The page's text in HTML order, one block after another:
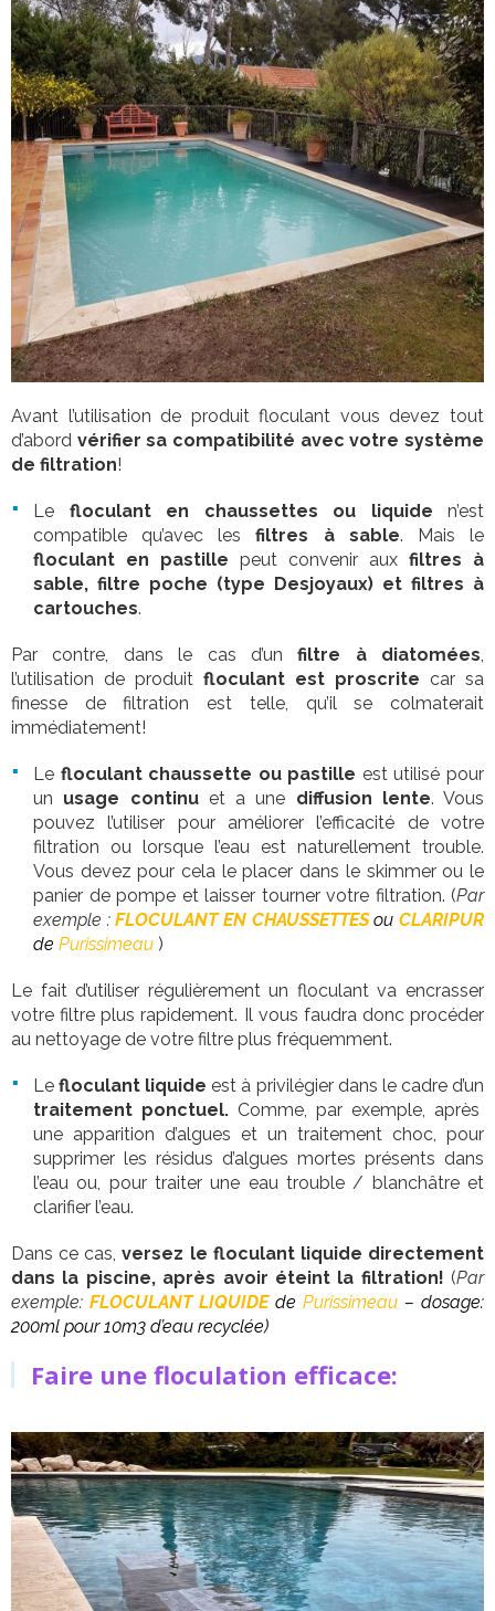
Avant l’utilisation de produit floculant vous devez tout
d’abord vérifier sa compatibilité avec votre système
de filtration!
Le floculant en chaussettes ou liquide n’est
compatible qu’avec lesfiltres à sable. Mais le
floculant en pastille peut convenir aux filtres à
sable, filtre poche (type Desjoyaux) et filtres à
cartouches.
Par contre, dans le cas d’unfiltre à diatomées,
l’utilisation de produit floculant est proscrite car sa
finesse de filtration est telle, qu’il se colmaterait
immédiatement!
Le floculant chaussette ou pastille est utilisé pour
un usage continuet a une diffusion lente. Vous
pouvez l’utiliser pour améliorer l’efficacité de votre
filtration ou lorsque l’eau est naturellement trouble.
Vous devez pour cela le placer dans le skimmer ou le
panier de pompe et laisser tourner votre filtration. (Par
exemple :FLOCULANT EN CHAUSSETTESouCLARIPUR
de Purissimeau )
Le fait d’utiliser régulièrement un floculant va encrasser
votre filtre plus rapidement. Il vous faudra donc procéder
au nettoyage de votre filtre plus fréquemment.
Lefloculant liquide est à privilégier dans le cadre d’un
traitement ponctuel. Comme, par exemple, après
une apparition d’algues et un traitement choc, pour
supprimer les résidus d’algues mortes présents dans
l’eau ou, pour traiter une eau trouble / blanchâtre et
clarifier l’eau.
Dans ce cas,versez le floculant liquide directement
dans la piscine, après avoir éteint la filtration! (Par
exemple: FLOCULANT LIQUIDE de Purissimeau – dosage:
200ml pour 10m3 d’eau recyclée)
Faire une floculation efficace: